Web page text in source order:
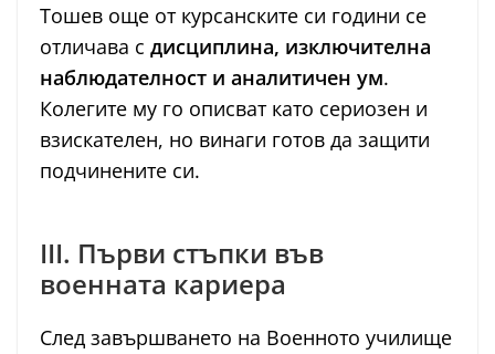
Тошев още от курсанските си години се
отличава с дисциплина, изключителна
наблюдателност и аналитичен ум.
Колегите му го описват като сериозен и
взискателен, но винаги готов да защити
подчинените си.
III. Първи стъпки във
военната кариера
След завършването на Военното училище